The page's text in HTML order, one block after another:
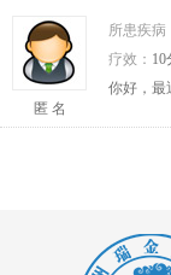
匿 名
所患疾病
疗效： 10
你好，最